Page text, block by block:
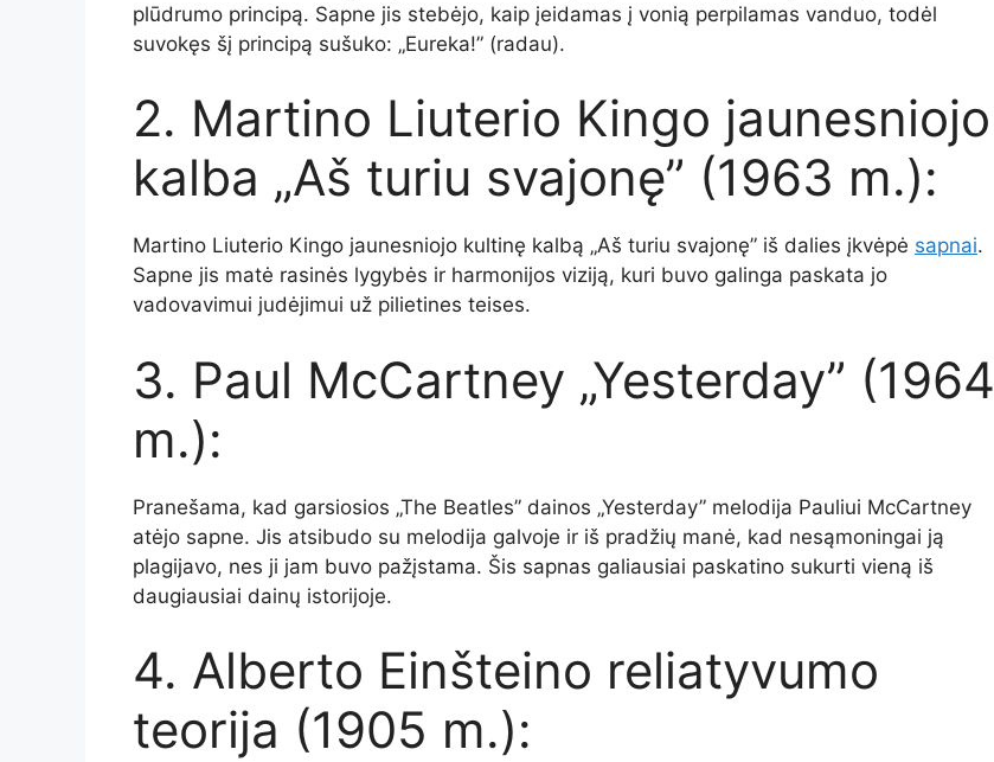
plūdrumo principą. Sapne jis stebėjo, kaip įeidamas į vonią perpilamas vanduo, todėl
suvokęs šį principą sušuko: „Eureka!” (radau).
2. Martino Liuterio Kingo jaunesniojo
kalba „Aš turiu svajonę” (1963 m.):
Martino Liuterio Kingo jaunesniojo kultinę kalbą „Aš turiu svajonę” iš dalies įkvėpė sapnai.
Sapne jis matė rasinės lygybės ir harmonijos viziją, kuri buvo galinga paskata jo
vadovavimui judėjimui už pilietines teises.
3. Paul McCartney „Yesterday” (1964
m.):
Pranešama, kad garsiosios „The Beatles” dainos „Yesterday” melodija Pauliui McCartney
atėjo sapne. Jis atsibudo su melodija galvoje ir iš pradžių manė, kad nesąmoningai ją
plagijavo, nes ji jam buvo pažįstama. Šis sapnas galiausiai paskatino sukurti vieną iš
daugiausiai dainų istorijoje.
4. Alberto Einšteino reliatyvumo
teorija (1905 m.):